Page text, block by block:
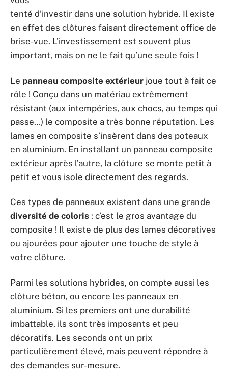
tenté d’investir dans une solution hybride. Il existe
en effet des clôtures faisant directement office de
brise-vue. L’investissement est souvent plus
important, mais on ne le fait qu’une seule fois !
Le panneau composite extérieur joue tout à fait ce
rôle ! Conçu dans un matériau extrêmement
résistant (aux intempéries, aux chocs, au temps qui
passe…) le composite a très bonne réputation. Les
lames en composite s’insèrent dans des poteaux
en aluminium. En installant un panneau composite
extérieur après l’autre, la clôture se monte petit à
petit et vous isole directement des regards.
Ces types de panneaux existent dans une grande
diversité de coloris : c’est le gros avantage du
composite ! Il existe de plus des lames décoratives
ou ajourées pour ajouter une touche de style à
votre clôture.
Parmi les solutions hybrides, on compte aussi les
clôture béton, ou encore les panneaux en
aluminium. Si les premiers ont une durabilité
imbattable, ils sont très imposants et peu
décoratifs. Les seconds ont un prix
particulièrement élevé, mais peuvent répondre à
des demandes sur-mesure.